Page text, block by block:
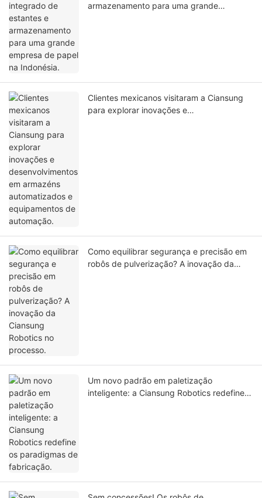
armazenamento para uma grande
Clientes mexicanos visitaram a Ciansung
para explorar inovações e
Como equilibrar segurança e precisão em
robôs de pulverização? A inovação da
Um novo padrão em paletização
inteligente: a Ciansung Robotics redefine